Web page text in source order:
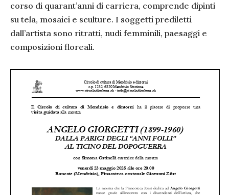
corso di quarant’anni di carriera, comprende dipinti
su tela, mosaici e sculture. I soggetti prediletti
dall’artista sono ritratti, nudi femminili, paesaggi e
composizioni floreali.